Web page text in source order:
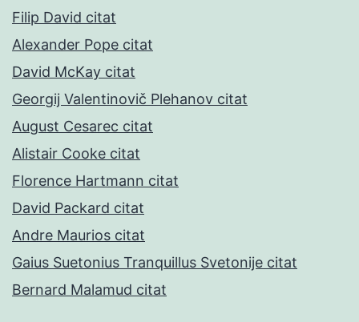
Filip David citat
Alexander Pope citat
David McKay citat
Georgij Valentinovič Plehanov citat
August Cesarec citat
Alistair Cooke citat
Florence Hartmann citat
David Packard citat
Andre Maurios citat
Gaius Suetonius Tranquillus Svetonije citat
Bernard Malamud citat